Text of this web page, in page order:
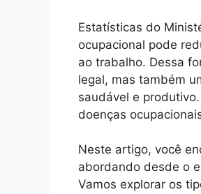
Estatísticas do
ocupacional pode
ao trabalho. Dessa
legal, mas também
saudável e
doenças
Neste artigo, você
abordando desde o
Vamos explorar os